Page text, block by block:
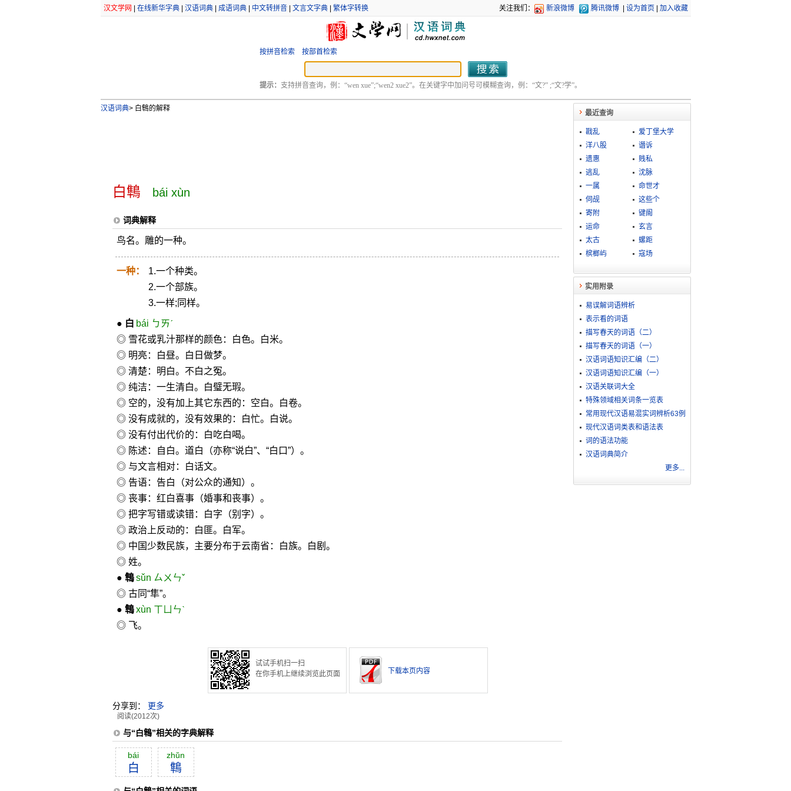
汉文学网 在线新华字典| 汉语词典| 成语词典| 中文转拼音| 文言文字典| 繁体字转换 关注我们： 新浪微博 腾讯微博 设为首页 加入收藏
按拼音检索 按部首检索
提示： 支持拼音查询，例：“wen xue”;“wen2 xue2”。在关键字中加问号可模糊查询，例：“文?” ;“文?学”。
汉语词典>白鶽的解释
白鶽 bái xùn
词典解释
鸟名。雕的一种。
一种：
1.一个种类。
2.一个部族。
3.一样;同样。
● 白 bái ㄅㄞˊ
◎ 雪花或乳汁那样的颜色：白色。白米。
◎ 明亮：白昼。白日做梦。
◎ 清楚：明白。不白之冤。
◎ 纯洁：一生清白。白璧无瑕。
◎ 空的，没有加上其它东西的：空白。白卷。
◎ 没有成就的，没有效果的：白忙。白说。
◎ 没有付出代价的：白吃白喝。
◎ 陈述：自白。道白（亦称“说白”、“白口”）。
◎ 与文言相对：白话文。
◎ 告语：告白（对公众的通知）。
◎ 丧事：红白喜事（婚事和丧事）。
◎ 把字写错或读错：白字（别字）。
◎ 政治上反动的：白匪。白军。
◎ 中国少数民族，主要分布于云南省：白族。白剧。
◎ 姓。
● 鶽 sǔn ㄙㄨㄣˇ
◎ 古同“隼”。
● 鶽 xùn ㄒㄩㄣˋ
◎ 飞。
试试手机扫一扫
在你手机上继续浏览此页面
下载本页内容
分享到： 更多
阅读(2012次)
与“白鶽”相关的字典解释
bái
白
zhŭn
鶽
最近查询
戡乱
爱丁堡大学
洋八股
谮诉
遗惠
贱私
逃乱
沈脉
一属
命世才
伺觇
这些个
寄附
键阍
运命
玄言
太古
螺距
槟榔屿
寇场
实用附录
易误解词语辨析
表示看的词语
描写春天的词语（二）
描写春天的词语（一）
汉语词语知识汇编（二）
汉语词语知识汇编（一）
汉语关联词大全
特殊领域相关词条一览表
常用现代汉语易混实词辨析63例
现代汉语词类表和语法表
词的语法功能
汉语词典简介
更多...